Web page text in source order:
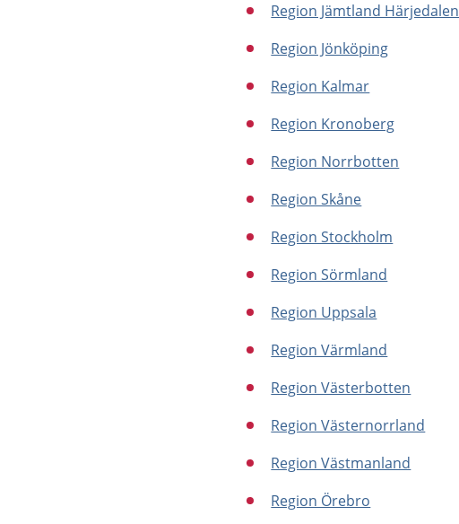
Region Jämtland Härjedalen
Region Jönköping
Region Kalmar
Region Kronoberg
Region Norrbotten
Region Skåne
Region Stockholm
Region Sörmland
Region Uppsala
Region Värmland
Region Västerbotten
Region Västernorrland
Region Västmanland
Region Örebro